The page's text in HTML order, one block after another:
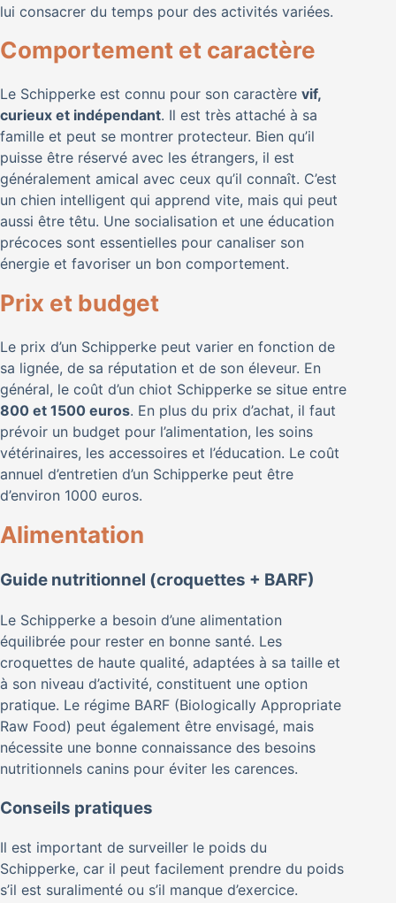
lui consacrer du temps pour des activités variées.
Comportement et caractère
Le Schipperke est connu pour son caractère vif,
curieux et indépendant. Il est très attaché à sa
famille et peut se montrer protecteur. Bien qu’il
puisse être réservé avec les étrangers, il est
généralement amical avec ceux qu’il connaît. C’est
un chien intelligent qui apprend vite, mais qui peut
aussi être têtu. Une socialisation et une éducation
précoces sont essentielles pour canaliser son
énergie et favoriser un bon comportement.
Prix et budget
Le prix d’un Schipperke peut varier en fonction de
sa lignée, de sa réputation et de son éleveur. En
général, le coût d’un chiot Schipperke se situe entre
800 et 1500 euros. En plus du prix d’achat, il faut
prévoir un budget pour l’alimentation, les soins
vétérinaires, les accessoires et l’éducation. Le coût
annuel d’entretien d’un Schipperke peut être
d’environ 1000 euros.
Alimentation
Guide nutritionnel (croquettes + BARF)
Le Schipperke a besoin d’une alimentation
équilibrée pour rester en bonne santé. Les
croquettes de haute qualité, adaptées à sa taille et
à son niveau d’activité, constituent une option
pratique. Le régime BARF (Biologically Appropriate
Raw Food) peut également être envisagé, mais
nécessite une bonne connaissance des besoins
nutritionnels canins pour éviter les carences.
Conseils pratiques
Il est important de surveiller le poids du
Schipperke, car il peut facilement prendre du poids
s’il est suralimenté ou s’il manque d’exercice.